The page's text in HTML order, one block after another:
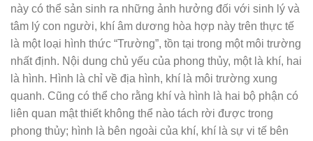
này có thể sản sinh ra những ảnh hưởng đối với sinh lý và
tâm lý con người, khí âm dương hòa hợp này trên thực tế
là một loại hình thức “Trường”, tồn tại trong một môi trường
nhất định. Nội dung chủ yếu của phong thủy, một là khí, hai
là hình. Hình là chỉ về địa hình, khí là môi trường xung
quanh. Cũng có thể cho rằng khí và hình là hai bộ phận có
liên quan mật thiết không thể nào tách rời được trong
phong thủy; hình là bên ngoài của khí, khí là sự vi tế bên